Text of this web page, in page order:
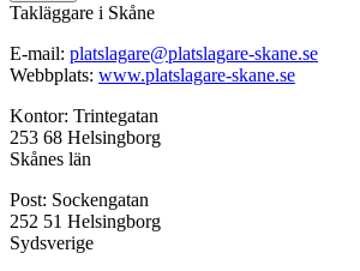
Takläggare i Skåne
E-mail: platslagare@platslagare-skane.se
Webbplats: www.platslagare-skane.se
Kontor: Trintegatan
253 68 Helsingborg
Skånes län
Post: Sockengatan
252 51 Helsingborg
Sydsverige